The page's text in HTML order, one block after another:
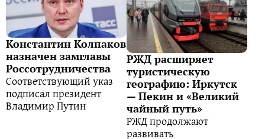
Константин Колпаков
назначен замглавы
Россотрудничества
Соответствующий указ
подписал президент
Владимир Путин
РЖД расширяет
туристическую
географию: Иркутск
— Пекин и «Великий
чайный путь»
РЖД продолжают
развивать